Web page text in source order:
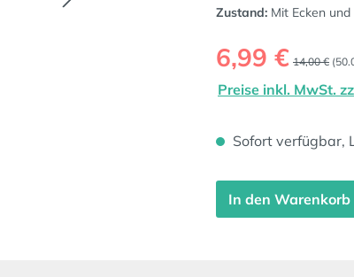
Zustand: Mit Ecken
Verkaufspreis:
6,99 € Regulärer
14,00 €
Preise inkl. MwSt.
Sofort verfügbar,
In den Warenkorb